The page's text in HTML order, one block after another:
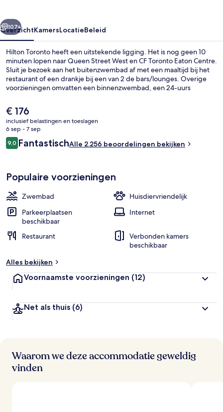
Volgende
107+
OverzichtKamersLocatieBeleid
Hilton Toronto heeft een uitstekende ligging. Het is nog geen 10
minuten lopen naar Queen Street West en CF Toronto Eaton Centre.
Sluit je bezoek aan het buitenzwembad af met een maaltijd bij het
restaurant of een drankje bij een van 2 de bars/lounges. Overige
voorzieningen omvatten een binnenzwembad, een 24-uurs
accommodatie aan vanwege het zwembad en het behulpzame
personeel. Het openbaar vervoer vind je op korte loopafstand: het
is 2 minuten lopen naar Tramhalte Queen St West at University Ave
en 3 minuten naar Osgoode Station.
De
huidige
prijs
is
€ 176
€ 176
inclusief belastingen en toeslagen
6 sep - 7 sep
Beoordelingen
9,09,0 op 10 –
FantastischAlle 2.256 beoordelingen bekijken
Populaire voorzieningen
Zwembad
Huisdiervriendelijk
Parkeerplaatsen
beschikbaar
Internet
Restaurant
Verbonden kamers
beschikbaar
Alles bekijken
Voornaamste voorzieningen (12)
Net als thuis (6)
Waarom we deze accommodatie geweldig
vinden